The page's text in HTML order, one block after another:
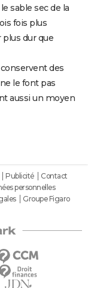
sable sec de la
fois plus
plus dur que
des
le font pas
aussi un moyen
Publicité
Contact
personnelles
Groupe Figaro